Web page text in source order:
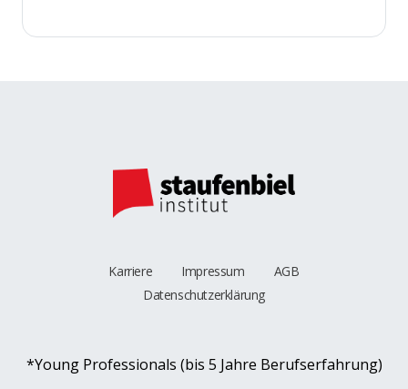
Karriere Impressum
AGB
Datenschutzerklärung
*Young Professionals (bis 5 Jahre Berufserfahrung)